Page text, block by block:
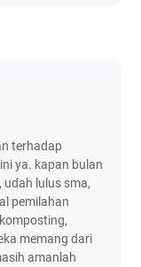
terhadap
ya. kapan bulan
udah lulus sma,
pemilahan
memang dari
amanlah